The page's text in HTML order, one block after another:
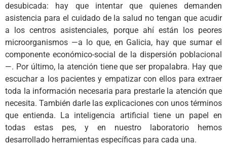
desubicada: hay que intentar que quienes demanden
asistencia para el cuidado de la salud no tengan que acudir
a los centros asistenciales, porque ahí están los peores
microorganismos —a lo que, en Galicia, hay que sumar el
componente económico-social de la dispersión poblacional
—. Por último, la atención tiene que ser propalabra. Hay que
escuchar a los pacientes y empatizar con ellos para extraer
toda la información necesaria para prestarle la atención que
necesita. También darle las explicaciones con unos términos
que entienda. La inteligencia artificial tiene un papel en
todas estas pes, y en nuestro laboratorio hemos
desarrollado herramientas específicas para cada una.